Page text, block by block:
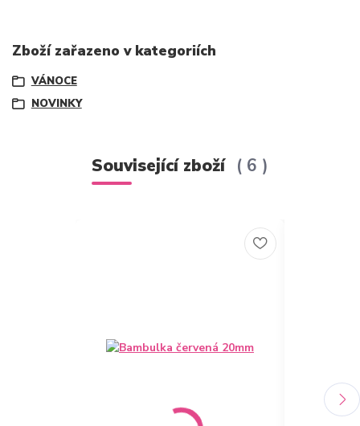
Zboží zařazeno v kategoriích
VÁNOCE
NOVINKY
Související zboží 6